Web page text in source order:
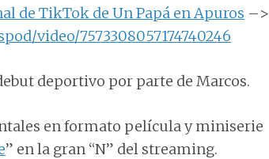
de TikTok de Un Papá en Apuros –>
video/7573308057174740246
deportivo por parte de Marcos.
en formato película y miniserie
” en la gran “N” del streaming.